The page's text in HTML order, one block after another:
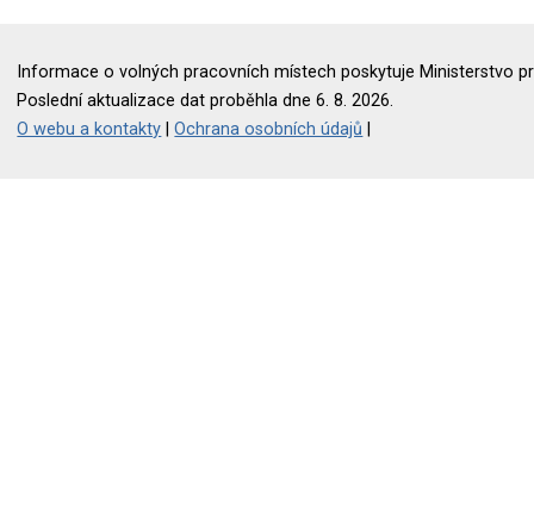
Informace o volných pracovních místech poskytuje Ministerstvo
Poslední aktualizace dat proběhla dne 6. 8. 2026.
O webu a kontakty |Ochrana osobních údajů